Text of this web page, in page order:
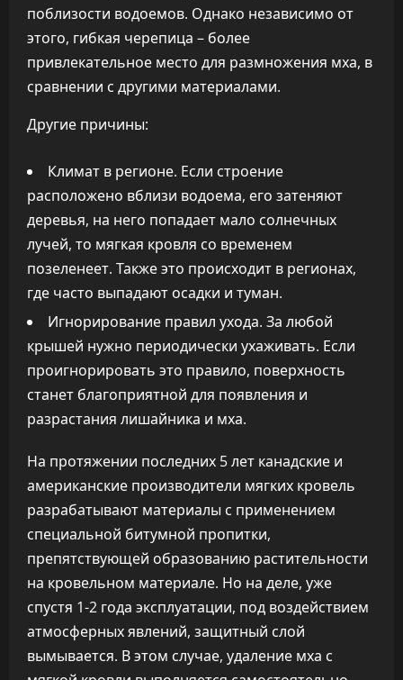
поблизости водоемов. Однако независимо от
этого, гибкая черепица – более
привлекательное место для размножения мха, в
сравнении с другими материалами.
Другие причины:
Климат в регионе. Если строение
расположено вблизи водоема, его затеняют
деревья, на него попадает мало солнечных
лучей, то мягкая кровля со временем
позеленеет. Также это происходит в регионах,
где часто выпадают осадки и туман.
Игнорирование правил ухода. За любой
крышей нужно периодически ухаживать. Если
проигнорировать это правило, поверхность
станет благоприятной для появления и
разрастания лишайника и мха.
На протяжении последних 5 лет канадские и
американские производители мягких кровель
разрабатывают материалы с применением
специальной битумной пропитки,
препятствующей образованию растительности
на кровельном материале. Но на деле, уже
спустя 1-2 года эксплуатации, под воздействием
атмосферных явлений, защитный слой
вымывается. В этом случае, удаление мха с